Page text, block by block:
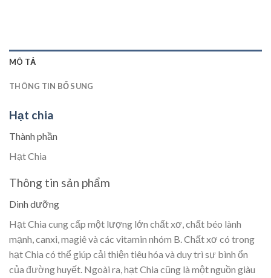
MÔ TẢ
THÔNG TIN BỔ SUNG
Hạt chia
Thành phần
Hạt Chia
Thông tin sản phẩm
Dinh dưỡng
Hạt Chia cung cấp một lượng lớn chất xơ, chất béo lành
mạnh, canxi, magiê và các vitamin nhóm B. Chất xơ có trong
hạt Chia có thể giúp cải thiện tiêu hóa và duy trì sự bình ổn
của đường huyết. Ngoài ra, hạt Chia cũng là một nguồn giàu